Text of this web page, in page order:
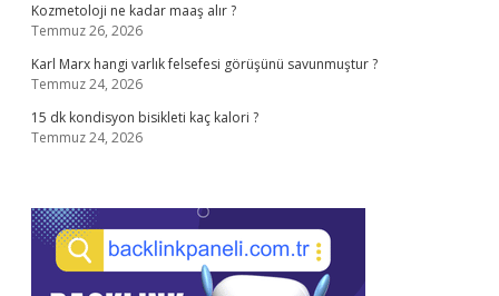
Kozmetoloji ne kadar maaş alır ?
Temmuz 26, 2026
Karl Marx hangi varlık felsefesi görüşünü savunmuştur ?
Temmuz 24, 2026
15 dk kondisyon bisikleti kaç kalori ?
Temmuz 24, 2026